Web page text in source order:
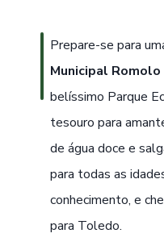
Prepare-se para
Municipal
belíssimo Parque
tesouro para
de água doce e
para todas as
conhecimento, e
para Toledo.